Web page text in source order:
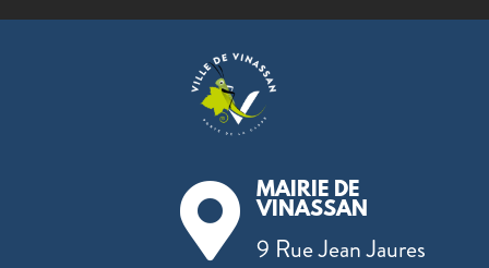

MAIRIE DE
VINASSAN
9 Rue Jean Jaures